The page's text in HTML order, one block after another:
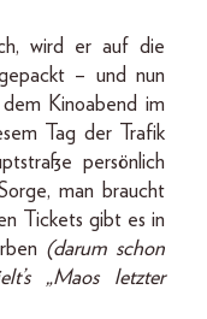
wird er auf die
– und nun
Kinoabend im
Tag der Trafik
persönlich
man braucht
Tickets gibt es in
(darum schon
„Maos letzter